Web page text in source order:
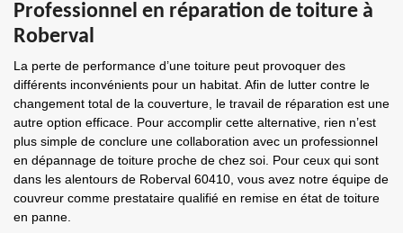
Professionnel en réparation de toiture à
Roberval
La perte de performance d’une toiture peut provoquer des
différents inconvénients pour un habitat. Afin de lutter contre le
changement total de la couverture, le travail de réparation est une
autre option efficace. Pour accomplir cette alternative, rien n’est
plus simple de conclure une collaboration avec un professionnel
en dépannage de toiture proche de chez soi. Pour ceux qui sont
dans les alentours de Roberval 60410, vous avez notre équipe de
couvreur comme prestataire qualifié en remise en état de toiture
en panne.